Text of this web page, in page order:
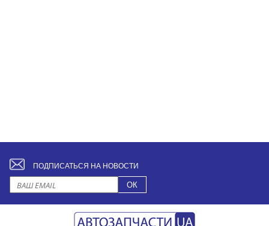
ПОДПИСАТЬСЯ НА НОВОСТИ